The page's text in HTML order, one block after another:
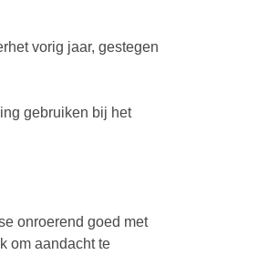
vorig jaar, gestegen
gebruiken bij het
onroerend goed met
om aandacht te